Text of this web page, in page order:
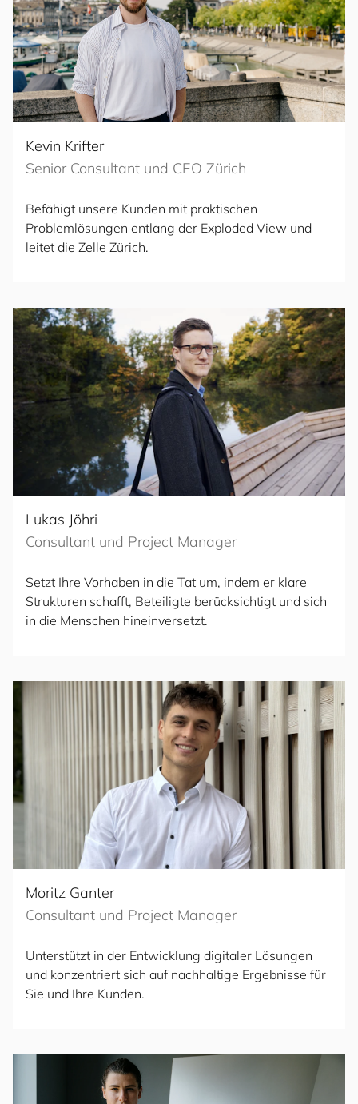
Kevin Krifter
Senior Consultant und CEO Zürich
Befähigt unsere Kunden mit praktischen
Problemlösungen entlang der Exploded View und
leitet die Zelle Zürich.
Lukas Jöhri
Consultant und Project Manager
Setzt Ihre Vorhaben in die Tat um, indem er klare
Strukturen schafft, Beteiligte berücksichtigt und sich
in die Menschen hineinversetzt.
Moritz Ganter
Consultant und Project Manager
Unterstützt in der Entwicklung digitaler Lösungen
und konzentriert sich auf nachhaltige Ergebnisse für
Sie und Ihre Kunden.